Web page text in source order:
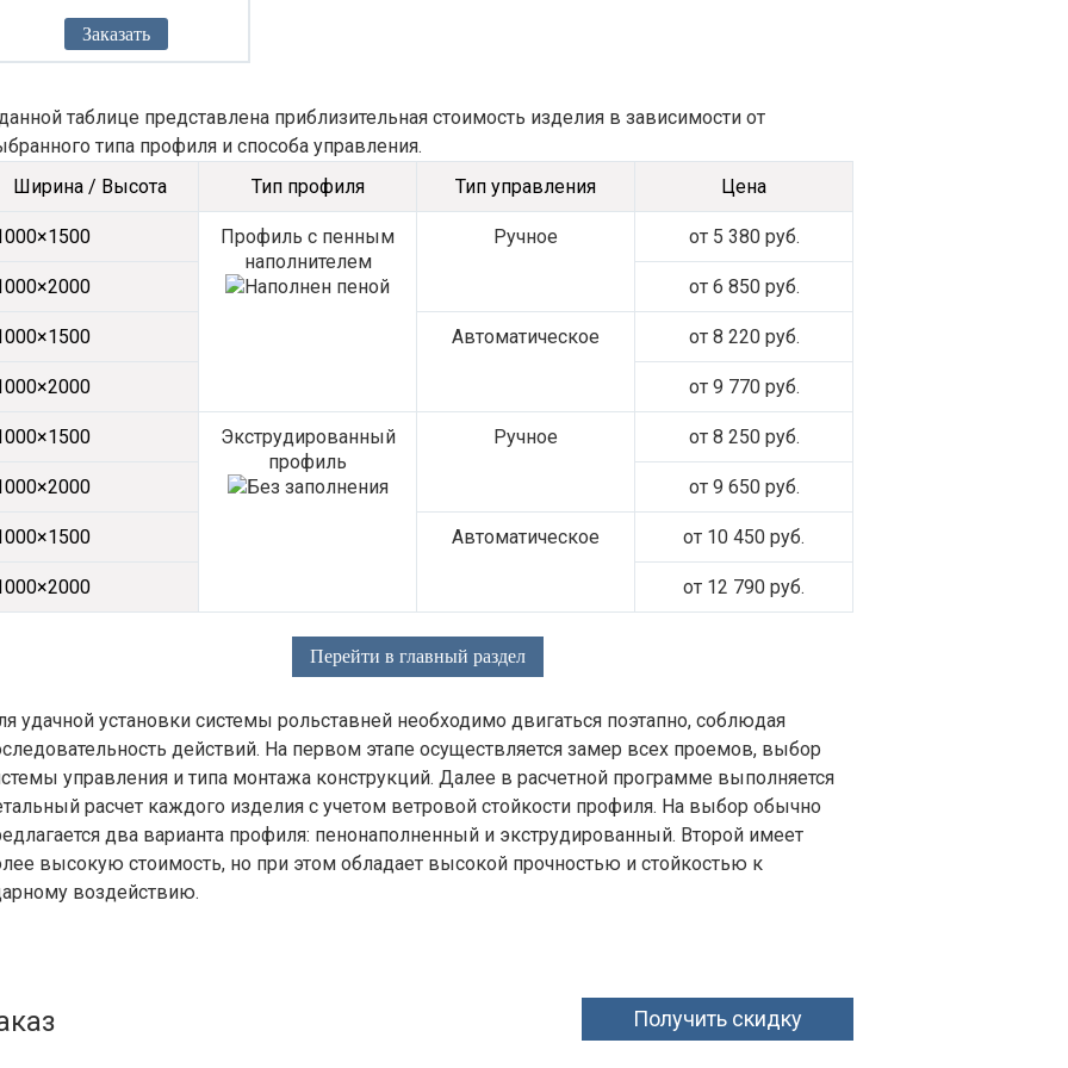
Заказать
таблице представлена приблизительная стоимость изделия в зависимости от
типа профиля и способа управления.
Ширина / Высота
Тип профиля Тип управления Цена
Профиль с пенным
наполнителем
Ручное от 5 380 руб.
от 6 850 руб.
Автоматическое от 8 220 руб.
от 9 770 руб.
Экструдированный
профиль
Ручное от 8 250 руб.
от 9 650 руб.
Автоматическое от 10 450 руб.
от 12 790 руб.
Перейти в главный раздел
удачной установки системы рольставней необходимо двигаться поэтапно, соблюдая
действий. На первом этапе осуществляется замер всех проемов, выбор
управления и типа монтажа конструкций. Далее в расчетной программе выполняется
расчет каждого изделия с учетом ветровой стойкости профиля. На выбор обычно
два варианта профиля: пенонаполненный и экструдированный. Второй имеет
высокую стоимость, но при этом обладает высокой прочностью и стойкостью к
воздействию.